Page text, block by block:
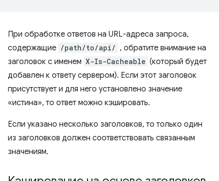
При обработке ответов на URL-адреса запроса,
содержащие /path/to/api/ , обратите внимание на
заголовок с именем X-Is-Cacheable (который будет
добавлен к ответу сервером). Если этот заголовок
присутствует и для него установлено значение
«истина», то ответ можно кэшировать.
Если указано несколько заголовков, то только один
из заголовков должен соответствовать связанным
значениям.